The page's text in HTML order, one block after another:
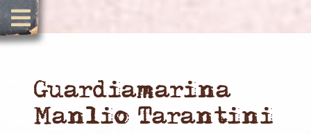
Guardiamarina
Manlio Tarantini